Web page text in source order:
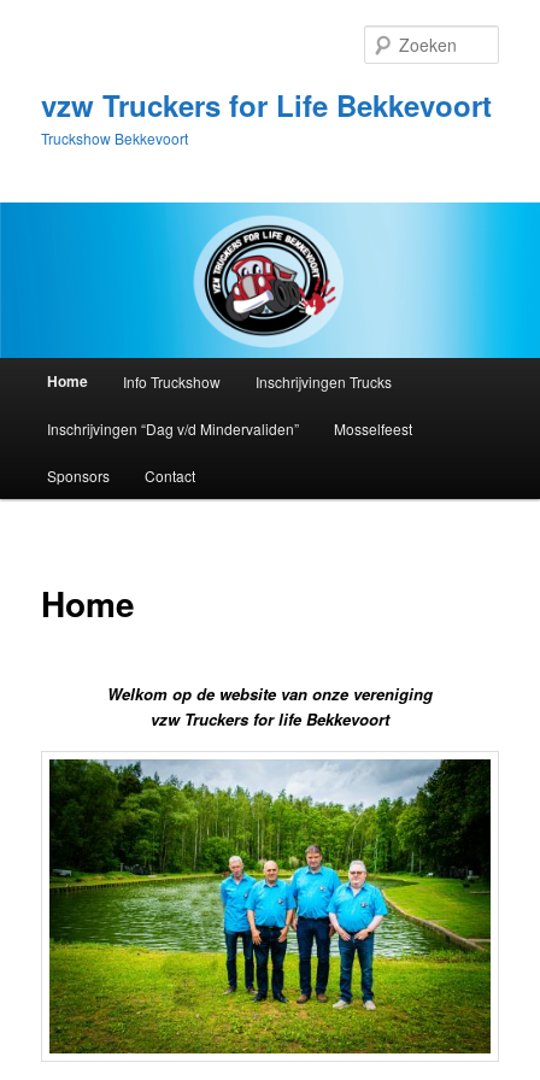
inhoudvzw Truckers for Life Bekkevoort
Truckshow Bekkevoort
HoofdmenuHome Info Truckshow Inschrijvingen Trucks
Inschrijvingen “Dag v/d Mindervaliden” Mosselfeest
Sponsors Contact
Home
Welkom op de website van onze vereniging
vzw Truckers for life Bekkevoort